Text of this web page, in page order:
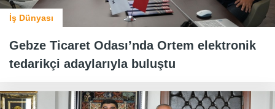
İş Dünyası
Gebze Ticaret Odası’nda Ortem elektronik
tedarikçi adaylarıyla buluştu